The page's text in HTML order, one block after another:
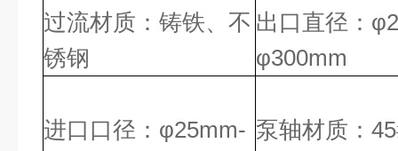
过流材质 ：铸铁、不
锈钢
出口直径 ：
φ300mm
进口口径 ： φ25mm- 泵轴材质 ：